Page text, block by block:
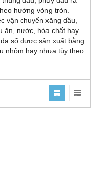
hướng vòng tròn.
vận chuyển xăng dầu,
ăn, nước, hóa chất hay
số được sản xuất bằng
nhôm hay nhựa tùy theo